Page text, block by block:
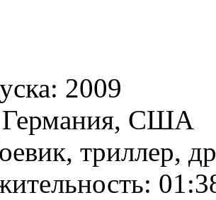
2009
Германия, США
триллер,